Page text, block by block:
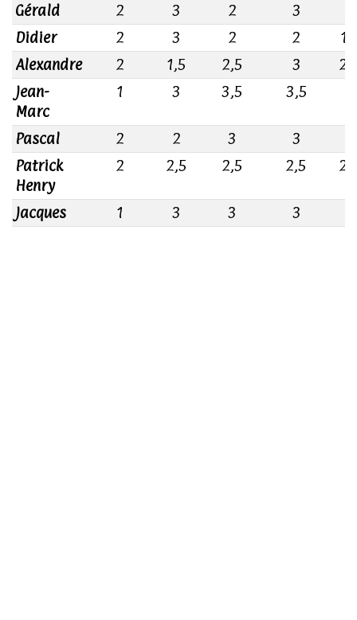
Gérald
2 3 2 3
Didier
2 3 2 2
Alexandre
2 1,5 2,5 3
Jean-
Marc
1 3 3,5 3,5
Pascal 2 2 3 3
Patrick
Henry
2 2,5 2,5 2,5
Jacques 1 3 3 3